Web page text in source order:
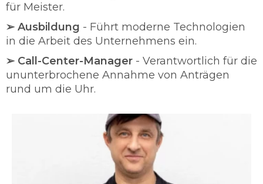
für Meister.
➢ Ausbildung - Führt moderne Technologien
in die Arbeit des Unternehmens ein.
➢ Call-Center-Manager - Verantwortlich für die
ununterbrochene Annahme von Anträgen
rund um die Uhr.